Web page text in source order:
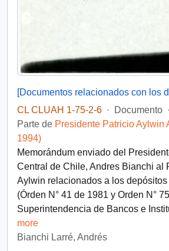
CL CLUAH 1-75-2-6 · Documento ·
Parte de Presidente Patricio Aylwin
1994)
Memorándum enviado del
Central de Chile, Andres Bianchi al
Aylwin relacionados a los depósitos
(Órden N° 41 de 1981 y Orden N°
Superintendencia de Bancos e
more
Bianchi Larré, Andrés